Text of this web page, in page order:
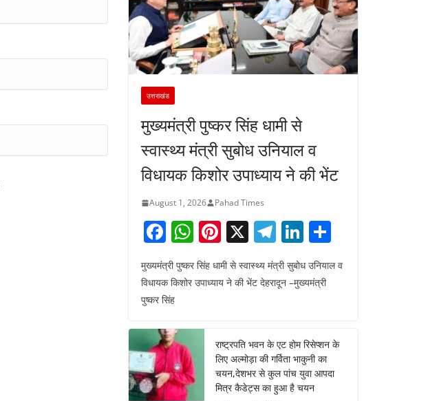
उत्तराखंड
मुख्यमंत्री पुष्कर सिंह धामी से
स्वास्थ्य मंत्री सुबोध उनियाल व
विधायक किशोर उपाध्याय ने की भेंट
August 1, 2026 Pahad Times
F
a
c
e
o
o
k
W
h
at
p
Pi
nt
er
X T
el
e
gr
m
Li
n
k
n
ar
मुख्यमंत्री पुष्कर सिंह धामी से स्वास्थ्य मंत्री सुबोध उनियाल व
विधायक किशोर उपाध्याय ने की भेंट देहरादून –मुख्यमंत्री
पुष्कर सिंह
राष्ट्रपति भवन के एट होम रिसेप्शन के
लिए अल्मोड़ा की गर्विता भाकुनी का
चयन,देशभर से कुल पांच युवा आपदा
मित्र कैडेट्स का हुआ है चयन